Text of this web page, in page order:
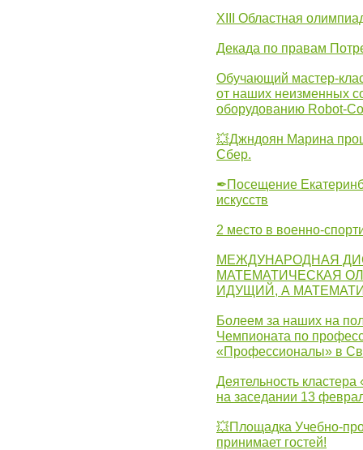
XIII Областная
Декада по правам
Обучающий мастер-
от наших неизменных
оборудованию Robot-
💥Джндоян Марина
Сбер.
✒Посещение
искусств
2 место в военно-
МЕЖДУНАРОДНАЯ
МАТЕМАТИЧЕСКАЯ
ИДУЩИЙ, А
Болеем за наших на
Чемпионата по
«Профессионалы» в
Деятельность
на заседании 13
💥Площадка Учебно-
принимает гостей!